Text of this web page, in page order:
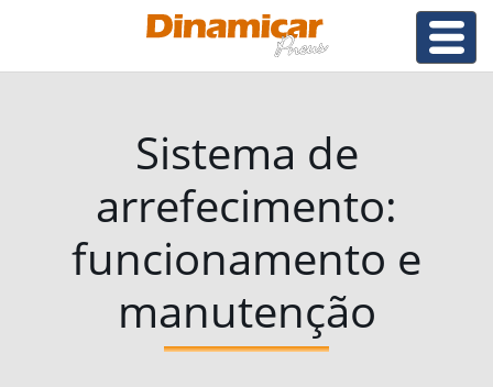
Sistema de
arrefecimento:
funcionamento e
manutenção